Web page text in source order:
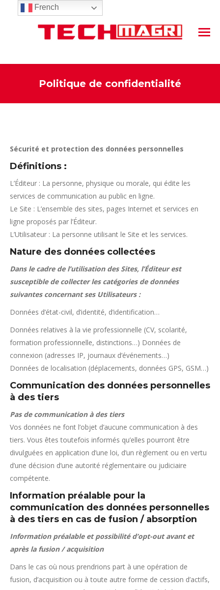
Politique de confidentialité
Sécurité et protection des données personnelles
Définitions :
L’Éditeur : La personne, physique ou morale, qui édite les
services de communication au public en ligne.
Le Site : L’ensemble des sites, pages Internet et services en
ligne proposés par l’Éditeur.
L’Utilisateur : La personne utilisant le Site et les services.
Nature des données collectées
Dans le cadre de l’utilisation des Sites, l’Éditeur est
susceptible de collecter les catégories de données
suivantes concernant ses Utilisateurs :
Données d’état-civil, d’identité, d’identification…
Données relatives à la vie professionnelle (CV, scolarité,
formation professionnelle, distinctions…) Données de
connexion (adresses IP, journaux d’événements…)
Données de localisation (déplacements, données GPS, GSM…)
Communication des données personnelles
à des tiers
Pas de communication à des tiers
Vos données ne font l’objet d’aucune communication à des
tiers. Vous êtes toutefois informés qu’elles pourront être
divulguées en application d’une loi, d’un règlement ou en vertu
d’une décision d’une autorité réglementaire ou judiciaire
compétente.
Information préalable pour la
communication des données personnelles
à des tiers en cas de fusion / absorption
Information préalable et possibilité d’opt-out avant et
après la fusion / acquisition
Dans le cas où nous prendrions part à une opération de
fusion, d’acquisition ou à toute autre forme de cession d’actifs,
French